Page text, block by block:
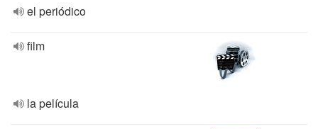
el periódico
film
la película